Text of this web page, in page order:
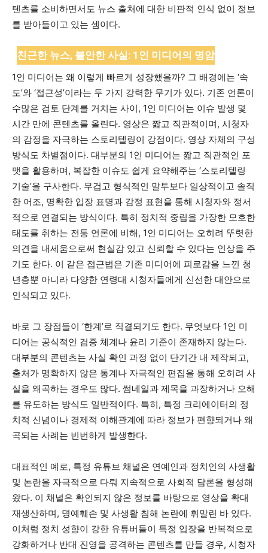
텐츠를 소비하면서도 뉴스 출처에 대한 비판적 인식 없이 정보
를 받아들이고 있는 셈이다.
친근한 뉴스, 불안한 사실: 1인 미디어의 명암
1인 미디어는 왜 이렇게 빠르게 성장했을까? 그 배경에는 ‘속
도’와 ‘접근성’이라는 두 가지 강력한 무기가 있다. 기존 언론이
수많은 검토 단계를 거치는 사이, 1인 미디어는 이슈 발생 몇
시간 만에 콘텐츠를 올린다. 영상은 짧고 직관적이며, 시청자
의 감정을 자극하는 스토리텔링이 강점이다. 영상 자체의 구성
방식도 차별점이다. 대부분의 1인 미디어는 짧고 직관적인 포
맷을 활용하며, 복잡한 이슈도 쉽게 요약해주는 ‘스토리텔링
기술’을 구사한다. 무겁고 형식적인 말투보다 일상적이고 솔직
한 어조, 명확한 입장 표명과 감정 표현을 통해 시청자와 정서
적으로 연결되는 방식이다. 특히 정치적 중립을 가장한 모호한
태도를 취하는 전통 언론에 비해, 1인 미디어는 오히려 뚜렷한
의견을 내세움으로써 현실감 있고 신뢰할 수 있다는 인상을 주
기도 한다. 이 같은 접근법은 기존 미디어에 피로감을 느낀 청
년층뿐 아니라 다양한 연령대 시청자들에게 신선한 대안으로
인식되고 있다.
바로 그 장점들이 ‘한계’로 직결되기도 한다. 무엇보다 1인 미
디어는 공식적인 검증 체계나 윤리 기준이 존재하지 않는다.
대부분의 콘텐츠는 사실 확인 과정 없이 단기간 내 제작되고,
출처가 명확하지 않은 통계나 자극적인 편집을 통해 오히려 사
실을 왜곡하는 경우도 많다. 썸네일과 제목을 과장하거나 오해
를 유도하는 방식도 일반적이다. 특히, 특정 크리에이터의 정
치적 신념이나 경제적 이해관계에 따라 정보가 편향되거나 왜
곡되는 사례는 빈번하게 발생한다.
대표적인 예로, 특정 유튜브 채널은 연예인과 정치인의 사생활
및 논란을 자극적으로 다뤄 지속적으로 사회적 담론을 형성해
왔다. 이 채널은 확인되지 않은 정보를 바탕으로 영상을 확대
재생산하며, 명예훼손 및 사생활 침해 논란에 휘말린 바 있다.
이처럼 정치 성향이 강한 유튜버들이 특정 입장을 반복적으로
강화하거나 반대 진영을 공격하는 콘텐츠를 만들 경우, 시청자